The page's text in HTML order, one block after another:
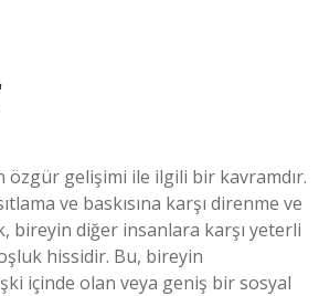
özgür gelişimi ile ilgili bir kavramdır.
ve baskısına karşı direnme ve
bireyin diğer insanlara karşı yeterli
hissidir. Bu, bireyin
içinde olan veya geniş bir sosyal